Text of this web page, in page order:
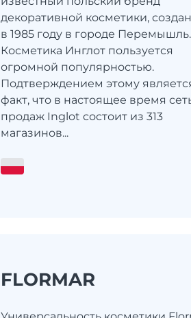
декоративной косметики,
в 1985 году в городе Перемышль.
Косметика Инглот пользуется
огромной популярностью.
Подтверждением этому
факт, что в настоящее время
продаж Inglot состоит из 313
магазинов...
FLORMAR